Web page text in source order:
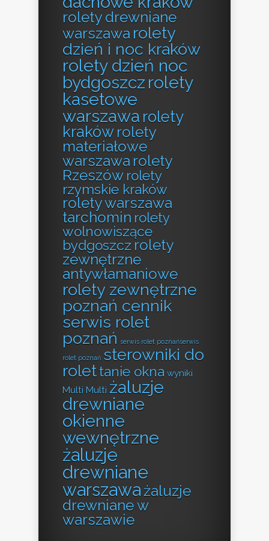
rolety drewniane
warszawa rolety
dzień i noc kraków
rolety dzień noc
bydgoszcz rolety
kasetowe
warszawa rolety
kraków rolety
materiałowe
warszawa rolety
Rzeszów rolety
rzymskie kraków
rolety warszawa
tarchomin rolety
wolnowiszące
bydgoszcz rolety
zewnętrzne
antywłamaniowe
rolety zewnętrzne
poznań cennik
serwis rolet
poznań serwis rolet poznańserwis
rolet poznań sterowniki do
rolettanie okna wyniki
Multi Multi żaluzje
drewniane
okienne
wewnętrzne
żaluzje
drewniane
warszaważaluzje
drewniane w
warszawie